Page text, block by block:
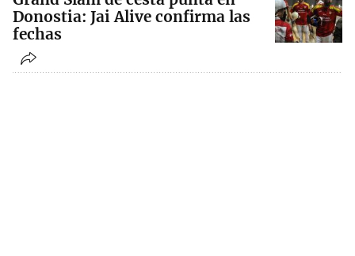
Donostia: Jai Alive confirma las
fechas